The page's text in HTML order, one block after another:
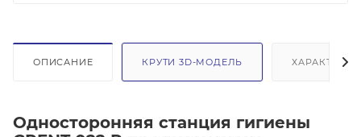
ОПИСАНИЕ КРУТИ 3D-МОДЕЛЬ
Односторонняя станция гигиены